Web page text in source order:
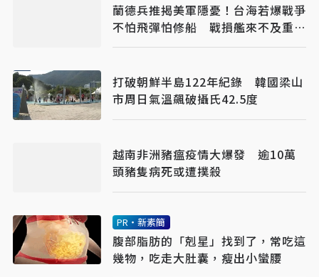
蘭德兵推揭美軍隱憂！台海若爆戰爭
不怕飛彈怕修船 戰損艦來不及重返
戰場
打破朝鮮半島122年紀錄 韓國梁山
市周日氣溫飆破攝氏42.5度
越南非洲豬瘟疫情大爆發 逾10萬
頭豬隻病死或遭撲殺
PR・新素簡
腹部脂肪的「剋星」找到了，常吃這
幾物，吃走大肚囊，瘦出小蠻腰